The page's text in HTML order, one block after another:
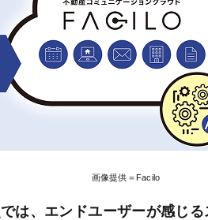
画像提供＝Facilo
は、エンドユーザーが感じる